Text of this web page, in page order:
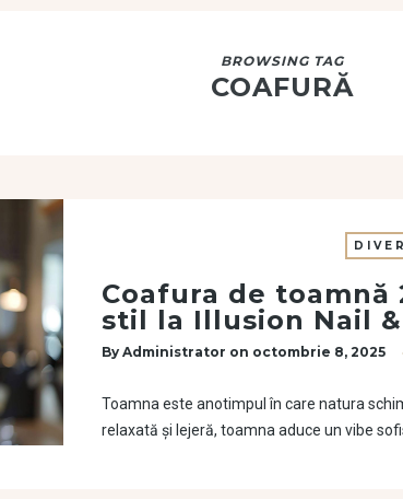
BROWSING TAG
COAFURĂ
Coafura de toamnă
stil la Illusion Nail
By Administrator on octombrie 8, 2025
Toamna este anotimpul în care natura
relaxată și lejeră, toamna aduce un vibe